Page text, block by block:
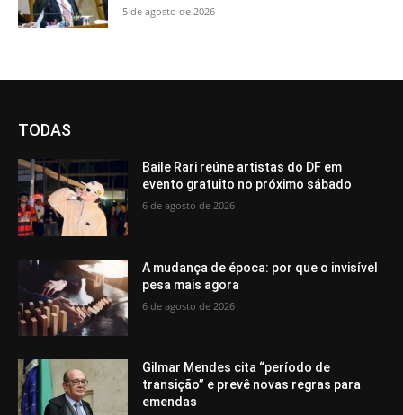
5 de agosto de 2026
TODAS
Baile Rari reúne artistas do DF em
evento gratuito no próximo sábado
6 de agosto de 2026
A mudança de época: por que o invisível
pesa mais agora
6 de agosto de 2026
Gilmar Mendes cita “período de
transição” e prevê novas regras para
emendas